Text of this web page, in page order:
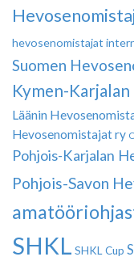
hevosenomistajat
Suomen
Kymen-
Läänin
Hevosenomistajat ry
Pohjois-Karjalan
Pohjois-Savon
SHKL SHKL Cup